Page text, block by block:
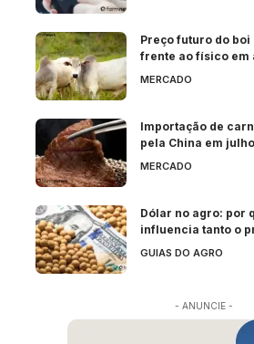
Preço futuro do
frente ao físico em
MERCADO
Importação de
pela China em
MERCADO
Dólar no agro: por
influencia tanto o
GUIAS DO AGRO
- ANUNCIE -